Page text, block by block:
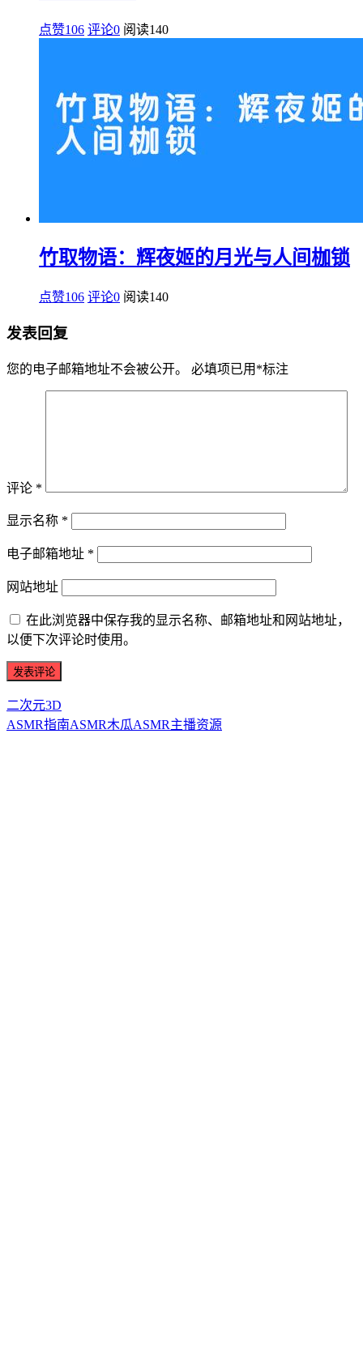
点赞106 评论0 阅读140
竹取物语：辉夜姬的月光与人间枷锁
点赞106 评论0 阅读140
发表回复
您的电子邮箱地址不会被公开。 必填项已用 *标注
评论 *
显示名称 *
电子邮箱地址 *
网站地址
在此浏览器中保存我的显示名称、邮箱地址和网站地址，
以便下次评论时使用。
二次元3D
ASMR指南ASMR木瓜ASMR主播资源